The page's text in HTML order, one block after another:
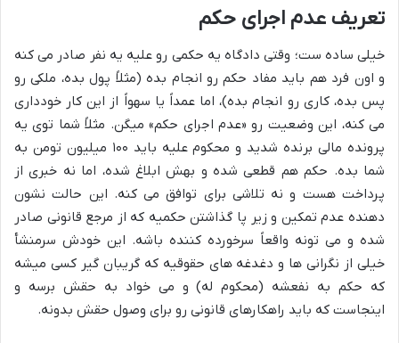
تعریف عدم اجرای حکم
خیلی ساده ست؛ وقتی دادگاه یه حکمی رو علیه یه نفر صادر می کنه
و اون فرد هم باید مفاد حکم رو انجام بده (مثلاً پول بده، ملکی رو
پس بده، کاری رو انجام بده)، اما عمداً یا سهواً از این کار خودداری
می کنه، این وضعیت رو «عدم اجرای حکم» میگن. مثلاً شما توی یه
پرونده مالی برنده شدید و محکوم علیه باید ۱۰۰ میلیون تومن به
شما بده. حکم هم قطعی شده و بهش ابلاغ شده، اما نه خبری از
پرداخت هست و نه تلاشی برای توافق می کنه. این حالت نشون
دهنده عدم تمکین و زیر پا گذاشتن حکمیه که از مرجع قانونی صادر
شده و می تونه واقعاً سرخورده کننده باشه. این خودش سرمنشأ
خیلی از نگرانی ها و دغدغه های حقوقیه که گریبان گیر کسی میشه
که حکم به نفعشه (محکوم له) و می خواد به حقش برسه و
اینجاست که باید راهکارهای قانونی رو برای وصول حقش بدونه.